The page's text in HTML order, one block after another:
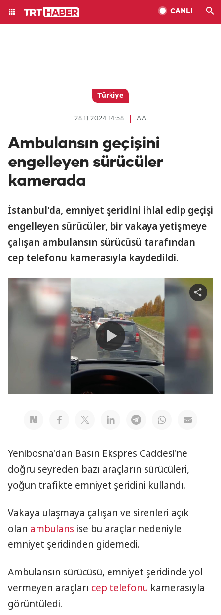
CANLI
Türkiye
AA
28.11.2024 14:58
Ambulansın geçişini
engelleyen sürücüler
kamerada
İstanbul'da, emniyet şeridini ihlal edip geçişi
engelleyen sürücüler, bir vakaya yetişmeye
çalışan ambulansın sürücüsü tarafından
cep telefonu kamerasıyla kaydedildi.
Play
Video
Share
video
Yenibosna'dan Basın Ekspres Caddesi'ne
doğru seyreden bazı araçların sürücüleri,
yoğun trafikte emniyet şeridini kullandı.
Vakaya ulaşmaya çalışan ve sirenleri açık
olan ambulans ise bu araçlar nedeniyle
emniyet şeridinden gidemedi.
Ambulansın sürücüsü, emniyet şeridinde yol
vermeyen araçları cep telefonu kamerasıyla
görüntüledi.